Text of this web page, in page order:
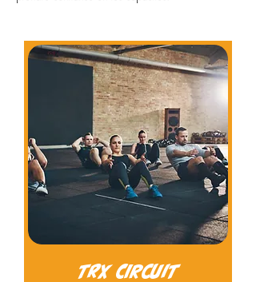
TRX CIRCUIT